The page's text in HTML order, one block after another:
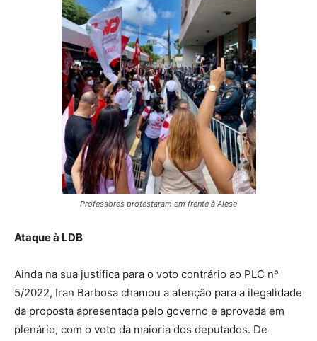
Professores protestaram em frente à Alese
Ataque à LDB
Ainda na sua justifica para o voto contrário ao PLC nº
5/2022, Iran Barbosa chamou a atenção para a ilegalidade
da proposta apresentada pelo governo e aprovada em
plenário, com o voto da maioria dos deputados. De